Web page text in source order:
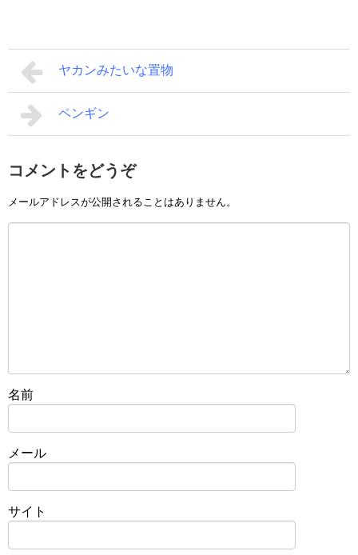
ヤカンみたいな置物
ペンギン
コメントをどうぞ
メールアドレスが公開されることはありません。
名前
メール
サイト